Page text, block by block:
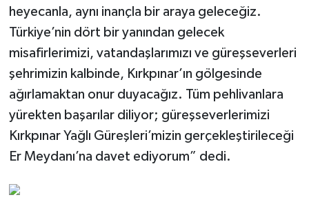
heyecanla, aynı inançla bir araya geleceğiz.
Türkiye’nin dört bir yanından gelecek
misafirlerimizi, vatandaşlarımızı ve güreşseverleri
şehrimizin kalbinde, Kırkpınar’ın gölgesinde
ağırlamaktan onur duyacağız. Tüm pehlivanlara
yürekten başarılar diliyor; güreşseverlerimizi
Kırkpınar Yağlı Güreşleri’mizin gerçekleştirileceği
Er Meydanı’na davet ediyorum” dedi.